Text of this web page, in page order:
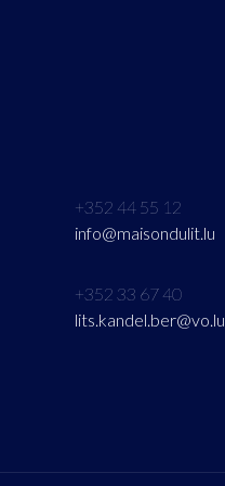
+352 44 55 12
info@maisondulit.lu
+352 33 67 40
lits.kandel.ber@vo.lu